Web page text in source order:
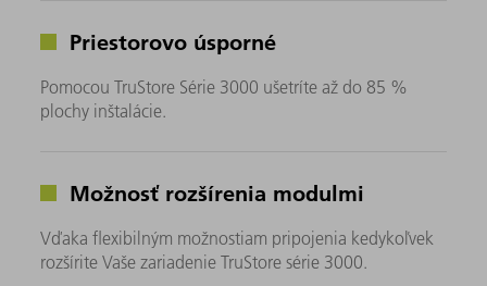
Priestorovo úsporné
Pomocou TruStore Série 3000 ušetríte až do 85 %
plochy inštalácie.
Možnosť rozšírenia modulmi
Vďaka flexibilným možnostiam pripojenia kedykoľvek
rozšírite Vaše zariadenie TruStore série 3000.